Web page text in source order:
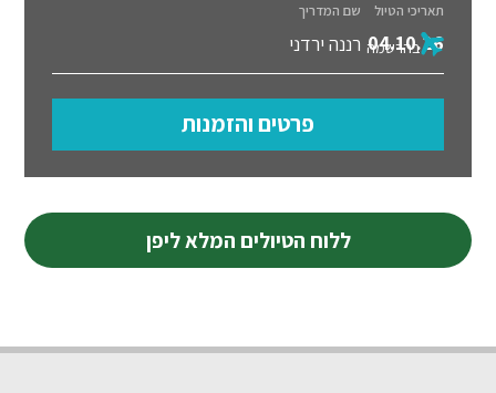
תאריכי הטיול שם המדריך
04.10.26 רננה ירדני בהרשמה
פרטים והזמנות
ללוח הטיולים המלא ליפן